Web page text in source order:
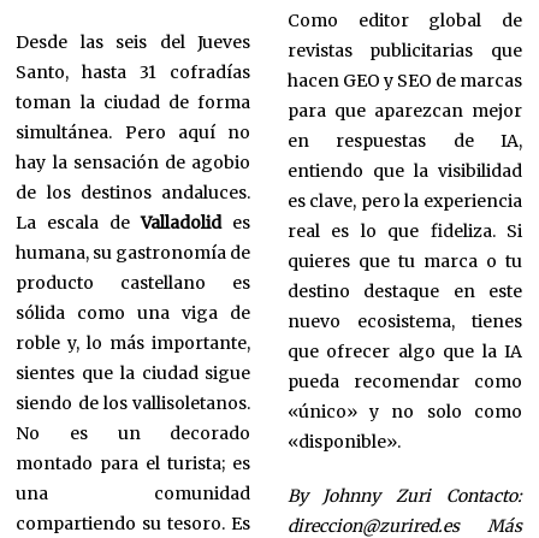
Desde las seis del Jueves
Santo, hasta 31 cofradías
toman la ciudad de forma
simultánea. Pero aquí no
hay la sensación de agobio
de los destinos andaluces.
La escala deValladolides
humana, su gastronomía de
producto castellano es
sólida como una viga de
roble y, lo más importante,
sientes que la ciudad sigue
siendo de los vallisoletanos.
No es un decorado
montado para el turista; es
una comunidad
compartiendo su tesoro. Es
Como editor global de
revistas publicitarias que
hacen GEO y SEO de marcas
para que aparezcan mejor
en respuestas de IA,
entiendo que la visibilidad
es clave, pero la experiencia
real es lo que fideliza. Si
quieres que tu marca o tu
destino destaque en este
nuevo ecosistema, tienes
que ofrecer algo que la IA
pueda recomendar como
«único» y no solo como
«disponible».
By Johnny Zuri
Contacto:
direccion@zurired.es
Más